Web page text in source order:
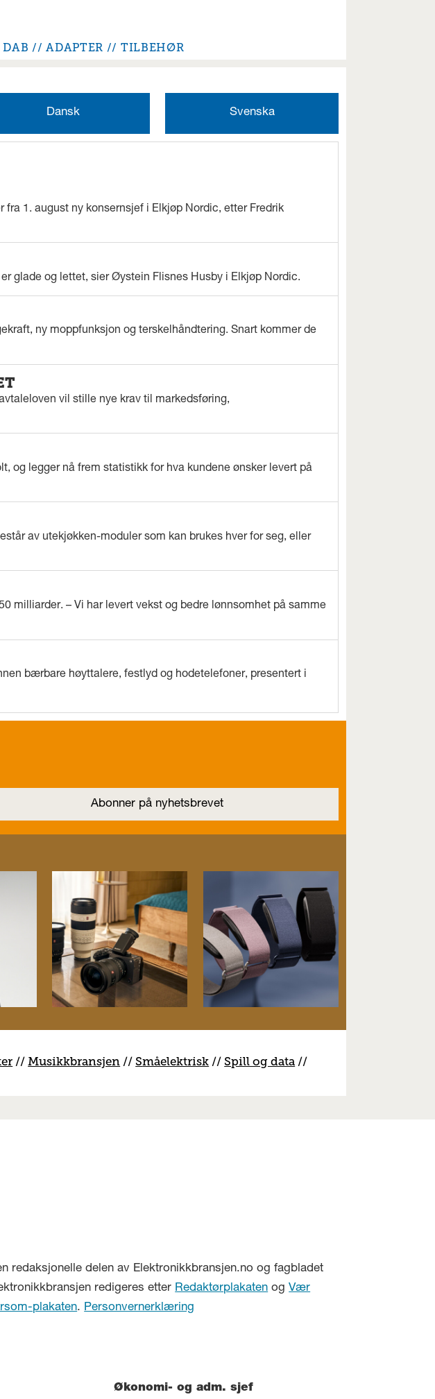
DAB ADAPTER TILBEHØR
Dansk Svenska
1. august ny konsernsjef i Elkjøp Nordic, etter Fredrik
glade og lettet, sier Øystein Flisnes Husby i Elkjøp Nordic.
ny moppfunksjon og terskelhåndtering. Snart kommer de
vil stille nye krav til markedsføring,
og legger nå frem statistikk for hva kundene ønsker levert på
av utekjøkken-moduler som kan brukes hver for seg, eller
milliarder. – Vi har levert vekst og bedre lønnsomhet på samme
bærbare høyttalere, festlyd og hodetelefoner, presentert i
//Musikkbransjen // Småelektrisk // Spill og data //
redaksjonelle delen av Elektronikkbransjen.no og fagbladet
redigeres etter Redaktørplakaten ogVær
plakaten. Personvernerklæring
Økonomi- og adm. sjef